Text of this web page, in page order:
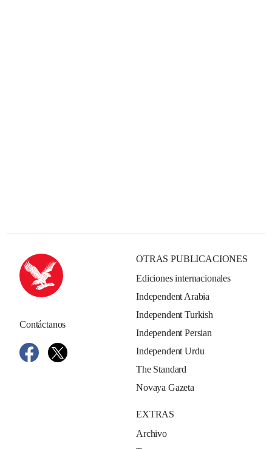
Contáctanos
OTRAS PUBLICACIONES
Ediciones internacionales
Independent Arabia
Independent Turkish
Independent Persian
Independent Urdu
The Standard
Novaya Gazeta
EXTRAS
Archivo